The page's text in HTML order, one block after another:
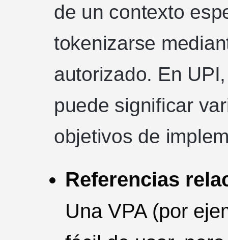
de un contexto
tokenizarse
autorizado. En
puede significar
objetivos de
Referencias
Una VPA (por